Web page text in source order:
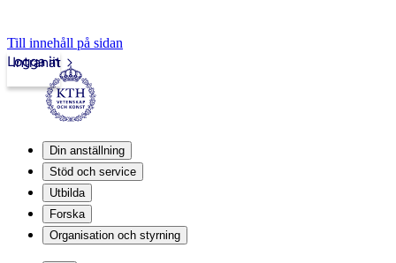
Till innehåll på sidan
Intranät
Logga in
Din anställning
Stöd och service
Utbilda
Forska
Organisation och styrning